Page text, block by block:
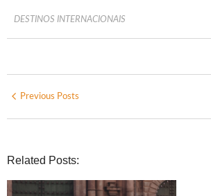
DESTINOS INTERNACIONAIS
Previous Posts
Related Posts: